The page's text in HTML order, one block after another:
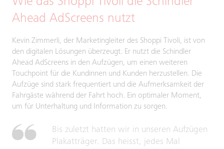
Ahead AdScreens nutzt
Kevin Zimmerli, der Marketingleiter des Shoppi Tivoli, ist von
den digitalen Lösungen überzeugt. Er nutzt die Schindler
Ahead AdScreens in den Aufzügen, um einen weiteren
Touchpoint für die Kundinnen und Kunden herzustellen. Die
Aufzüge sind stark frequentiert und die Aufmerksamkeit der
Fahrgäste während der Fahrt hoch. Ein optimaler Moment,
um für Unterhaltung und Information zu sorgen.
Bis zuletzt hatten wir in unseren Aufzügen
Plakatträger. Das heisst, jedes Mal